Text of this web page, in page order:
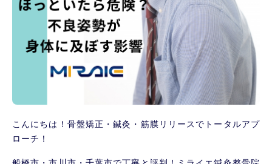
こんにちは！骨盤矯正・鍼灸・筋膜リリースでトータルアプ
ローチ！